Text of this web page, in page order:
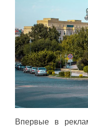
Впервые в